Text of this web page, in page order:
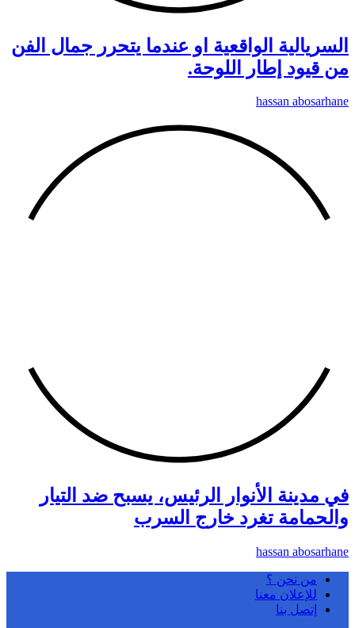
السريالية الواقعية او عندما يتحرر جمال الفن
من قيود إطار اللوحة.
hassan abosarhane
في مدينة الأنوار الرئيس، يسبح ضد التيار
والحمامة تغرد خارج السرب
hassan abosarhane
من نحن ؟
للإعلان معنا
إتصل بنا